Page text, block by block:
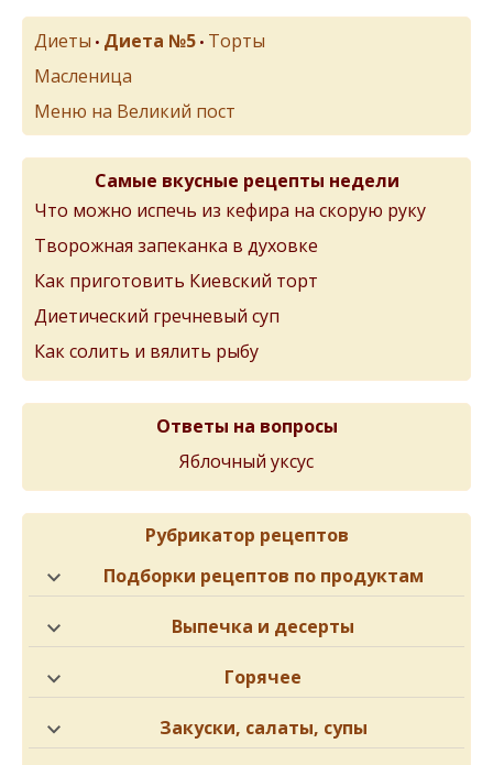
Диеты • Диета №5 • Торты
Масленица
Меню на Великий пост
Самые вкусные рецепты недели
Что можно испечь из кефира на скорую руку
Творожная запеканка в духовке
Как приготовить Киевский торт
Диетический гречневый суп
Как солить и вялить рыбу
Ответы на вопросы
Яблочный уксус
Рубрикатор рецептов
Подборки рецептов по продуктам
Выпечка и десерты
Горячее
Закуски, салаты, супы